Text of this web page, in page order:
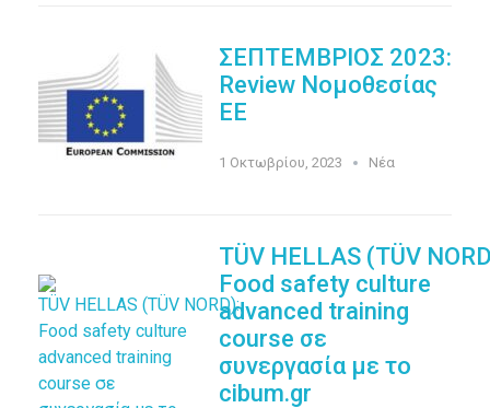
ΣΕΠΤΕΜΒΡΙΟΣ 2023:
Review Νομοθεσίας
EE
1 Οκτωβρίου, 2023 Νέα
TÜV HELLAS (TÜV
Food safety culture
advanced training
course σε
συνεργασία με τo
cibum.gr